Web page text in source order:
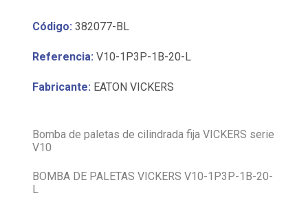
Código: 382077-BL
Referencia: V10-1P3P-1B-20-L
Fabricante: EATON VICKERS
Bomba de paletas de cilindrada fija VICKERS serie
V10
BOMBA DE PALETAS VICKERS V10-1P3P-1B-20-
L